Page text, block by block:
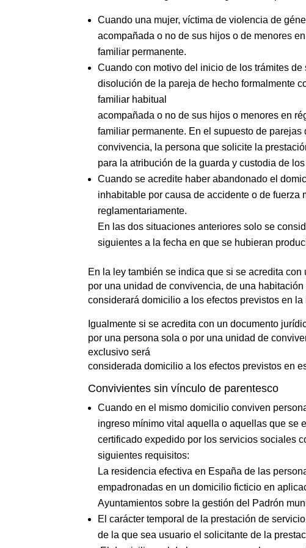
Cuando una mujer, víctima de violencia de
acompañada o no de sus hijos o de menores
familiar permanente.
Cuando con motivo del inicio de los trámites
disolución de la pareja de hecho formalmente
familiar habitual
acompañada o no de sus hijos o menores en
familiar permanente. En el supuesto de
convivencia, la persona que solicite la
para la atribución de la guarda y custodia de
Cuando se acredite haber abandonado el
inhabitable por causa de accidente o de fuerza
reglamentariamente.
En las dos situaciones anteriores solo se
siguientes a la fecha en que se hubieran
En la ley también se indica que si se acredita
por una unidad de convivencia, de una
considerará domicilio a los efectos previstos en la
Igualmente si se acredita con un documento
por una persona sola o por una unidad de
exclusivo será
considerada domicilio a los efectos previstos en
Convivientes sin vínculo de parentesco
Cuando en el mismo domicilio conviven
ingreso mínimo vital aquella o aquellas que se
certificado expedido por los servicios sociales
siguientes requisitos:
La residencia efectiva en España de las
empadronadas en un domicilio ficticio en
Ayuntamientos sobre la gestión del Padrón
El carácter temporal de la prestación de
de la que sea usuario el solicitante de la